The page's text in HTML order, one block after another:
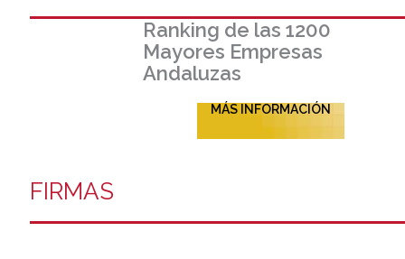
Ranking de las 1200
Mayores Empresas
Andaluzas
MÁS INFORMACIÓN
FIRMAS